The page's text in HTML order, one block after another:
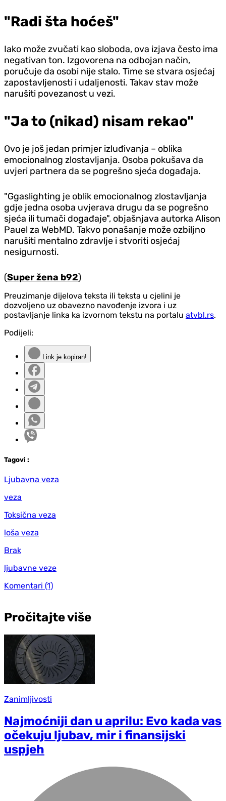
"Radi šta hoćeš"
Iako može zvučati kao sloboda, ova izjava često ima
negativan ton. Izgovorena na odbojan način,
poručuje da osobi nije stalo. Time se stvara osjećaj
zapostavljenosti i udaljenosti. Takav stav može
narušiti povezanost u vezi.
"Ja to (nikad) nisam rekao"
Ovo je još jedan primjer izluđivanja – oblika
emocionalnog zlostavljanja. Osoba pokušava da
uvjeri partnera da se pogrešno sjeća događaja.
"Ggaslighting je oblik emocionalnog zlostavljanja
gdje jedna osoba uvjerava drugu da se pogrešno
sjeća ili tumači događaje", objašnjava autorka Alison
Pauel za WebMD. Takvo ponašanje može ozbiljno
narušiti mentalno zdravlje i stvoriti osjećaj
nesigurnosti.
(Super žena b92)
Preuzimanje dijelova teksta ili teksta u cjelini je
dozvoljeno uz obavezno navođenje izvora i uz
postavljanje linka ka izvornom tekstu na portalu atvbl.rs.
Podijeli:
Link je kopiran!
Tagovi :
Ljubavna veza
veza
Toksična veza
loša veza
Brak
ljubavne veze
Komentari (1)
Pročitajte više
Zanimljivosti
Najmoćniji dan u aprilu: Evo kada vas
očekuju ljubav, mir i finansijski
uspjeh